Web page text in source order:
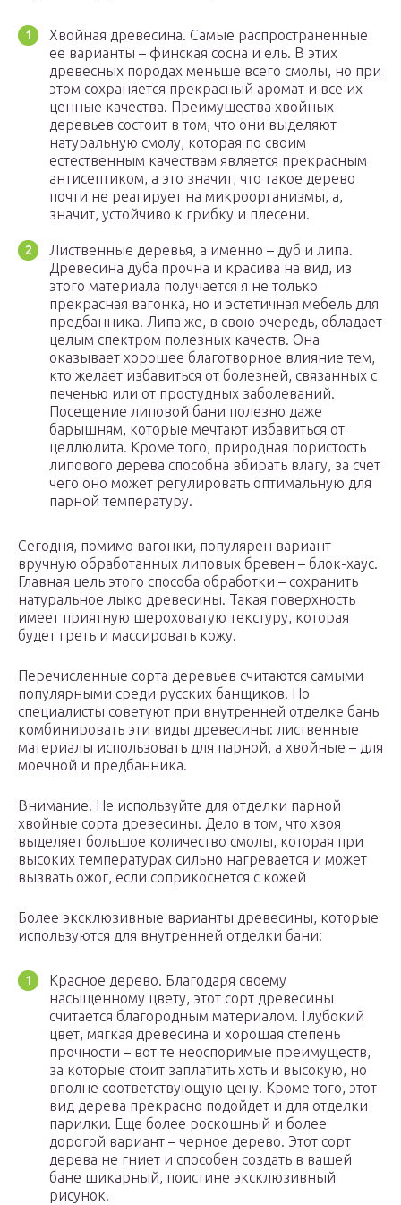
Хвойная древесина. Самые распространенные
ее варианты – финская сосна и ель. В этих
древесных породах меньше всего смолы, но при
этом сохраняется прекрасный аромат и все их
ценные качества. Преимущества хвойных
деревьев состоит в том, что они выделяют
натуральную смолу, которая по своим
естественным качествам является прекрасным
антисептиком, а это значит, что такое дерево
почти не реагирует на микроорганизмы, а,
значит, устойчиво к грибку и плесени.
Лиственные деревья, а именно – дуб и липа.
Древесина дуба прочна и красива на вид, из
этого материала получается я не только
прекрасная вагонка, но и эстетичная мебель для
предбанника. Липа же, в свою очередь, обладает
целым спектром полезных качеств. Она
оказывает хорошее благотворное влияние тем,
кто желает избавиться от болезней, связанных с
печенью или от простудных заболеваний.
Посещение липовой бани полезно даже
барышням, которые мечтают избавиться от
целлюлита. Кроме того, природная пористость
липового дерева способна вбирать влагу, за счет
чего оно может регулировать оптимальную для
парной температуру.
Сегодня, помимо вагонки, популярен вариант
вручную обработанных липовых бревен – блок-хаус.
Главная цель этого способа обработки – сохранить
натуральное лыко древесины. Такая поверхность
имеет приятную шероховатую текстуру, которая
будет греть и массировать кожу.
Перечисленные сорта деревьев считаются самыми
популярными среди русских банщиков. Но
специалисты советуют при внутренней отделке бань
комбинировать эти виды древесины: лиственные
материалы использовать для парной, а хвойные – для
моечной и предбанника.
Внимание! Не используйте для отделки парной
хвойные сорта древесины. Дело в том, что хвоя
выделяет большое количество смолы, которая при
высоких температурах сильно нагревается и может
вызвать ожог, если соприкоснется с кожей
Более эксклюзивные варианты древесины, которые
используются для внутренней отделки бани:
Красное дерево. Благодаря своему
насыщенному цвету, этот сорт древесины
считается благородным материалом. Глубокий
цвет, мягкая древесина и хорошая степень
прочности – вот те неоспоримые преимуществ,
за которые стоит заплатить хоть и высокую, но
вполне соответствующую цену. Кроме того, этот
вид дерева прекрасно подойдет и для отделки
парилки. Еще более роскошный и более
дорогой вариант – черное дерево. Этот сорт
дерева не гниет и способен создать в вашей
бане шикарный, поистине эксклюзивный
рисунок.